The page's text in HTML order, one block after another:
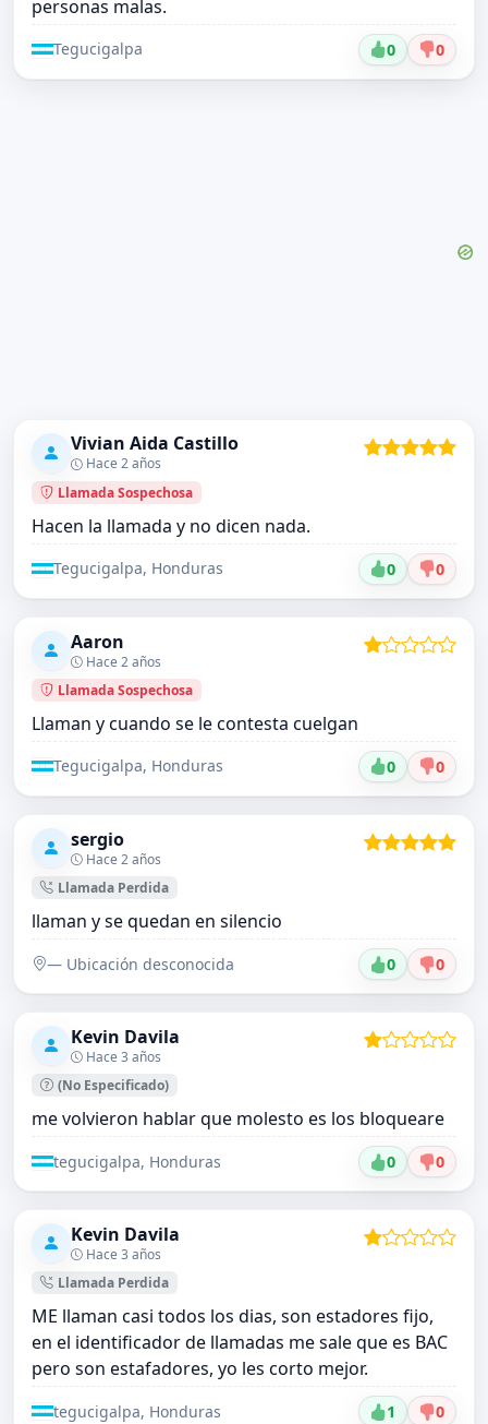
personas malas.
Tegucigalpa 0 0
Vivian Aida Castillo
Hace 2 años
Llamada Sospechosa
Hacen la llamada y no dicen nada.
Tegucigalpa, Honduras 0 0
Aaron
Hace 2 años
Llamada Sospechosa
Llaman y cuando se le contesta cuelgan
Tegucigalpa, Honduras 0 0
sergio
Hace 2 años
Llamada Perdida
llaman y se quedan en silencio
— Ubicación desconocida 0 0
Kevin Davila
Hace 3 años
(No Especificado)
me volvieron hablar que molesto es los bloqueare
tegucigalpa, Honduras 0 0
Kevin Davila
Hace 3 años
Llamada Perdida
ME llaman casi todos los dias, son estadores fijo,
en el identificador de llamadas me sale que es BAC
pero son estafadores, yo les corto mejor.
tegucigalpa, Honduras 1 0